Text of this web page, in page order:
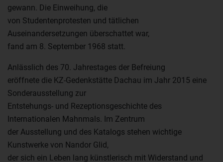
gewann. Die Einweihung, die
von Studentenprotesten und tätlichen
Auseinandersetzungen überschattet war,
fand am 8. September 1968 statt.
Anlässlich des 70. Jahrestages der Befreiung
eröffnete die KZ-Gedenkstätte Dachau im Jahr 2015 eine
Sonderausstellung zur
Entstehungs- und Rezeptionsgeschichte des
Internationalen Mahnmals. Im Zentrum
der Ausstellung und des Katalogs stehen wichtige
Kunstwerke von Nandor Glid,
der sich ein Leben lang künstlerisch mit Widerstand und